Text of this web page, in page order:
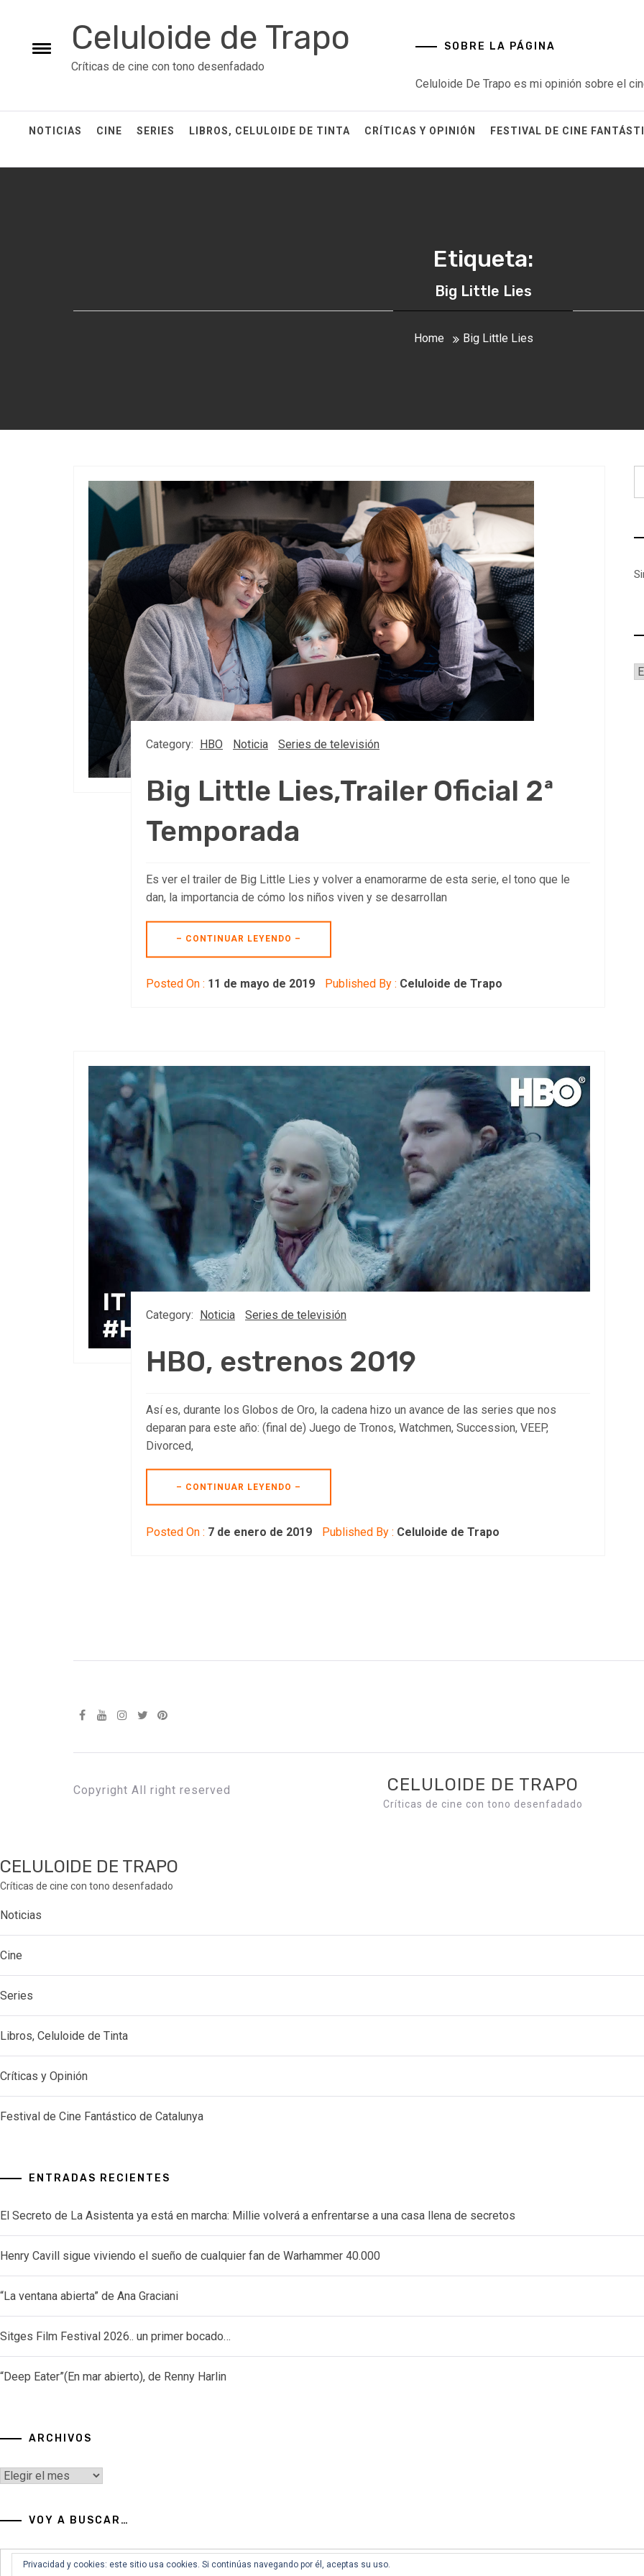
content
Toggle
Celuloide de Trapo
Críticas de cine con tono desenfadado
SOBRE LA PÁGINA
Celuloide De Trapo es mi opinión sobre el
NOTICIAS CINE SERIES LIBROS, CELULOIDE DE TINTA CRÍTICAS Y OPINIÓN FESTIVAL DE CINE
Etiqueta:
Big Little Lies
Home Big Little Lies
Category: HBO Noticia Series de televisión
Big Little Lies,Trailer Oficial 2ª
Temporada
Es ver el trailer de Big Little Lies y volver a enamorarme de esta serie, el tono que le
dan, la importancia de cómo los niños viven y se desarrollan
– CONTINUAR LEYENDO –
Posted On : 11 de mayo de 2019 Published By : Celuloide de Trapo
Category: Noticia Series de televisión
HBO, estrenos 2019
Así es, durante los Globos de Oro, la cadena hizo un avance de las series que nos
deparan para este año: (final de) Juego de Tronos, Watchmen, Succession, VEEP,
Divorced,
– CONTINUAR LEYENDO –
Posted On : 7 de enero de 2019 Published By : Celuloide de Trapo
Copyright All right reserved CELULOIDE DE TRAPO
Críticas de cine con tono desenfadado
CELULOIDE DE TRAPO
Críticas de cine con tono desenfadado
Noticias
Cine
Series
Libros, Celuloide de Tinta
Críticas y Opinión
Festival de Cine Fantástico de Catalunya
ENTRADAS RECIENTES
El Secreto de La Asistenta ya está en marcha: Millie volverá a enfrentarse a una casa llena de secretos
Henry Cavill sigue viviendo el sueño de cualquier fan de Warhammer 40.000
“La ventana abierta” de Ana Graciani
Sitges Film Festival 2026.. un primer bocado…
“Deep Eater”(En mar abierto), de Renny Harlin
ARCHIVOS
Archivos
VOY A BUSCAR…
Buscar:
Privacidad y cookies: este sitio usa cookies. Si continúas navegando por él, aceptas su uso.